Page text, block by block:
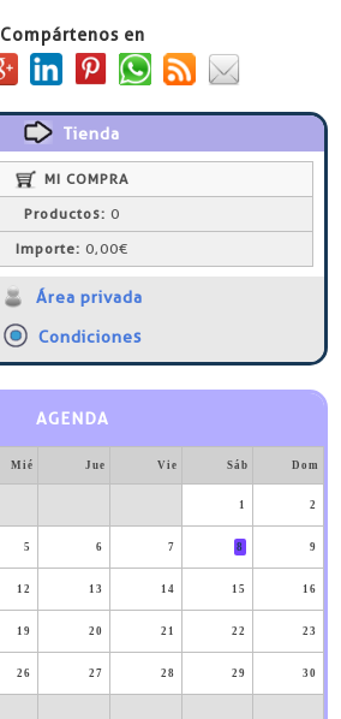
Compártenos en
Tienda
MI COMPRA
Productos: 0
Importe: 0,00€
Área privada
Condiciones
AGENDA
Mié Jue Vie Sáb Dom
1 2
5 6 7 8 9
12 13 14 15 16
19 20 21 22 23
26 27 28 29 30